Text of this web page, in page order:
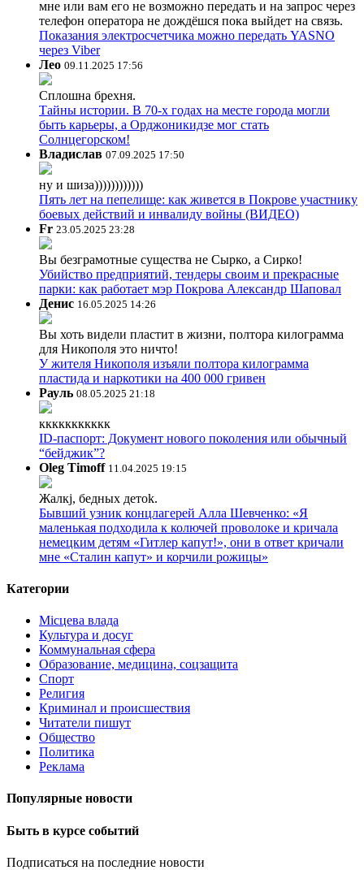
мне или вам его не возможно передать и на запрос через
телефон оператора не дождёшся пока выйдет на связь.
Показания электросчетчика можно передать YASNO
через Viber
Лео 09.11.2025 17:56
Сплошна брехня.
Тайны истории. В 70-х годах на месте города могли
быть карьеры, а Орджоникидзе мог стать
Солнцегорском!
Владислав 07.09.2025 17:50
ну и шиза))))))))))))
Пять лет на пепелище: как живется в Покрове участнику
боевых действий и инвалиду войны (ВИДЕО)
Fr 23.05.2025 23:28
Вы безграмотные существа не Сырко, а Сирко!
Убийство предприятий, тендеры своим и прекрасные
парки: как работает мэр Покрова Александр Шаповал
Денис 16.05.2025 14:26
Вы хоть видели пластит в жизни, полтора килограмма
для Никополя это ничто!
У жителя Никополя изъяли полтора килограмма
пластида и наркотики на 400 000 гривен
Рауль 08.05.2025 21:18
ккккккккккк
ID-паспорт: Документ нового поколения или обычный
“бейджик”?
Oleg Timoff 11.04.2025 19:15
Жалкj, бедных детok.
Бывший узник концлагерей Алла Шевченко: «Я
маленькая подходила к колючей проволоке и кричала
немецким детям «Гитлер капут!», они в ответ кричали
мне «Сталин капут» и корчили рожицы»
Категории
Місцева влада
Культура и досуг
Коммунальная сфера
Образование, медицина, соцзащита
Спорт
Религия
Криминал и происшествия
Читатели пишут
Общество
Политика
Реклама
Популярные новости
Быть в курсе событий
Подписаться на последние новости